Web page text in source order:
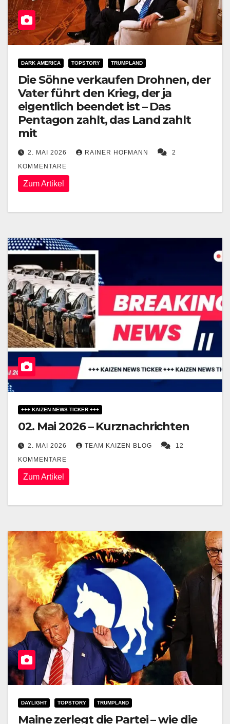
DARK AMERICA TOPSTORY TRUMPLAND
Die Söhne verkaufen Drohnen, der
Vater führt den Krieg, der ja
eigentlich beendet ist – Das
Pentagon zahlt, das Land zahlt
mit
2. MAI 2026 RAINER HOFMANN
2
KOMMENTARE
Zum Artikel
+++ KAIZEN NEWS TICKER +++
02. Mai 2026 – Kurznachrichten
2. MAI 2026 TEAM KAIZEN BLOG
12
KOMMENTARE
Zum Artikel
DAYLIGHT TOPSTORY TRUMPLAND
Maine zerlegt die Partei – wie die